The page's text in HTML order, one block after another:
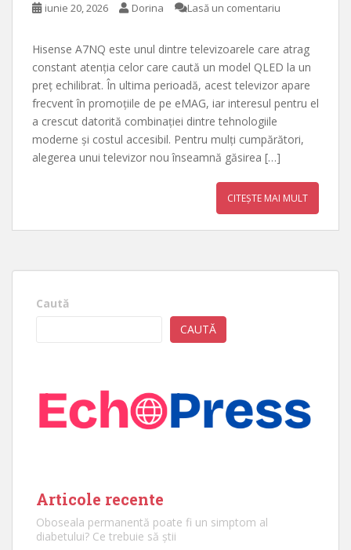
iunie 20, 2026 Dorina Lasă un comentariu
Hisense A7NQ este unul dintre televizoarele care atrag
constant atenția celor care caută un model QLED la un
preț echilibrat. În ultima perioadă, acest televizor apare
frecvent în promoțiile de pe eMAG, iar interesul pentru el
a crescut datorită combinației dintre tehnologiile
moderne și costul accesibil. Pentru mulți cumpărători,
alegerea unui televizor nou înseamnă găsirea […]
CITEȘTE MAI MULT
Caută
CAUTĂ
Articole recente
Oboseala permanentă poate fi un simptom al
diabetului? Ce trebuie să știi